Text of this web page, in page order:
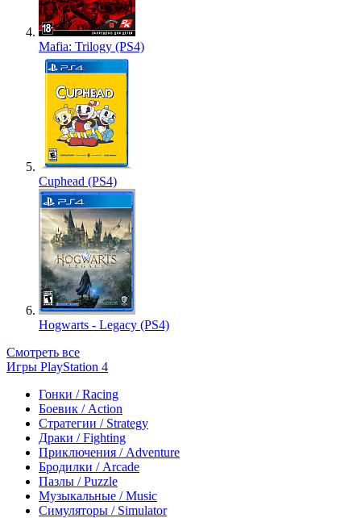
Mafia: Trilogy (PS4)
Cuphead (PS4)
Hogwarts - Legacy (PS4)
Смотреть все
Игры PlayStation 4
Гонки / Racing
Боевик / Action
Стратегии / Strategy
Драки / Fighting
Приключения / Adventure
Бродилки / Arcade
Пазлы / Puzzle
Музыкальные / Music
Симуляторы / Simulator